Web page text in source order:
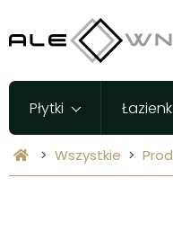
Płytki
Wszystkie